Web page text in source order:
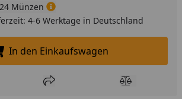
Münzen
4-6 Werktage in Deutschland
In den Einkaufswagen legen
In den Einkaufswagen
zur Wunschliste hinzufügen
Teilen Produkt